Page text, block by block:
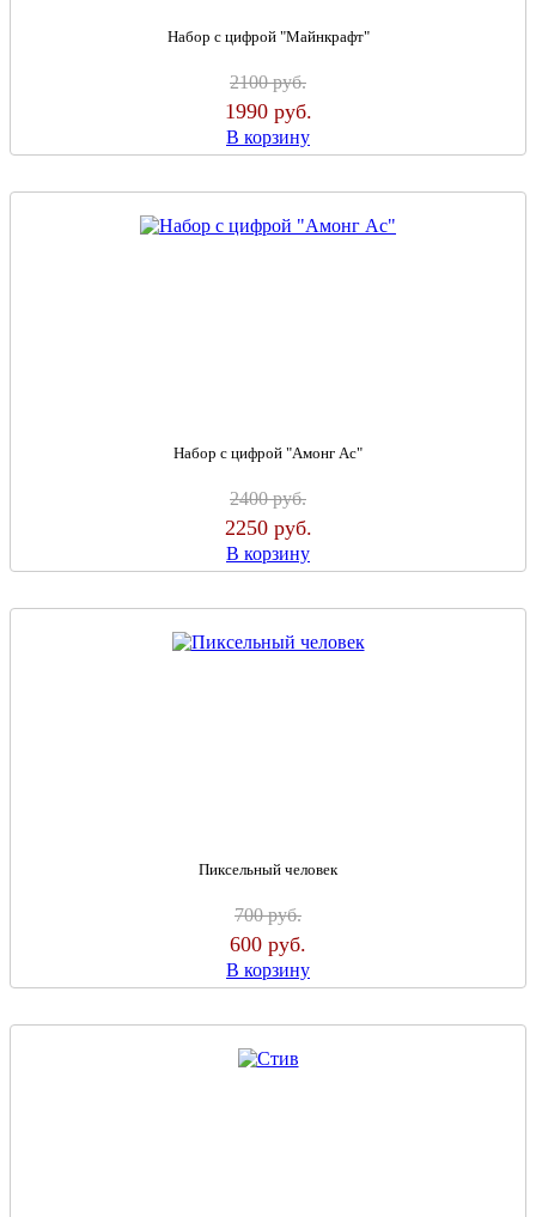
Набор с цифрой "Майнкрафт"
2100руб.
1990 руб.
В корзину
Набор с цифрой "Амонг Ас"
2400руб.
2250 руб.
В корзину
Пиксельный человек
700руб.
600 руб.
В корзину